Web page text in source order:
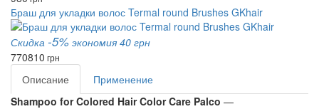
Браш для укладки волос Termal round Brushes GKhair
Скидка -5% экономия 40 грн
770810 грн
Описание
Применение
Shampoo for Colored Hair Color Care Palco —